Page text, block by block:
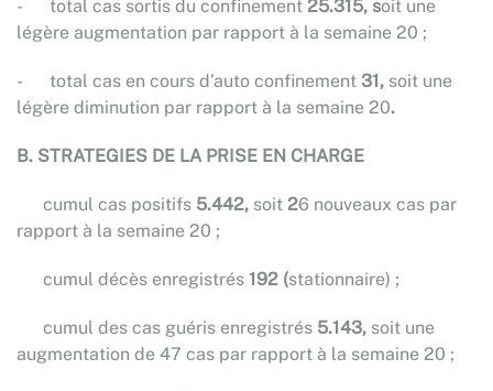
- total cas sortis du confinement 25.315, soit une
légère augmentation par rapport à la semaine 20 ;
- total cas en cours d’auto confinement 31, soit une
légère diminution par rapport à la semaine 20.
B. STRATEGIES DE LA PRISE EN CHARGE
­ cumul cas positifs 5.442, soit 26 nouveaux cas par
rapport à la semaine 20 ;
­ cumul décès enregistrés 192 (stationnaire) ;
­ cumul des cas guéris enregistrés 5.143, soit une
augmentation de 47 cas par rapport à la semaine 20 ;